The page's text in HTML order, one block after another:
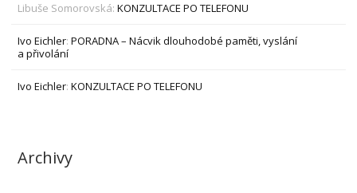
Libuše Somorovská:KONZULTACE PO TELEFONU
Ivo Eichler:PORADNA – Nácvik dlouhodobé paměti, vyslání
a přivolání
Ivo Eichler:KONZULTACE PO TELEFONU
Archivy